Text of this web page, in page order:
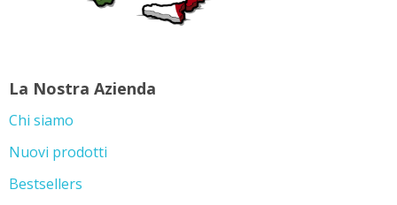
La Nostra Azienda
Chi siamo
Nuovi prodotti
Bestsellers